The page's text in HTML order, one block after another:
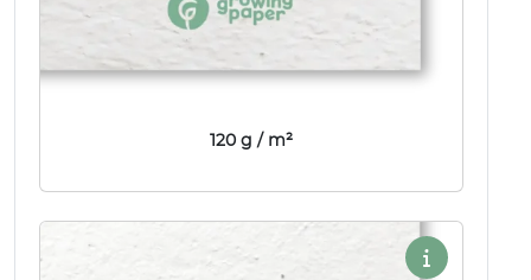
120 g / m²